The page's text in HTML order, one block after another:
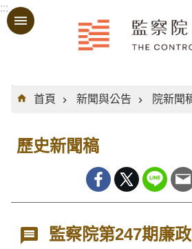
跳到主要內容區塊
:::
:::
首頁
新聞與公告 院新聞
歷史新聞稿
監察院第247期廉